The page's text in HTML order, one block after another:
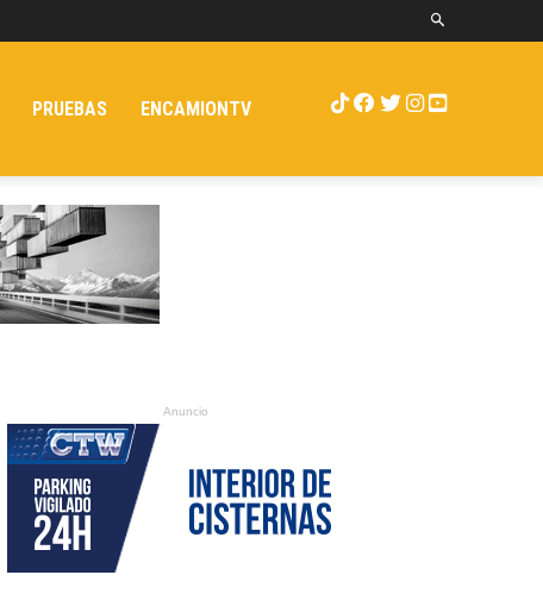
PRUEBAS ENCAMIONTV
Anuncio